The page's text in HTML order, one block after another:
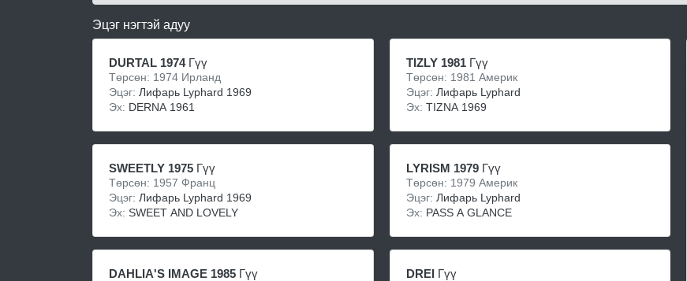
Эцэг нэгтэй адуу
DURTAL 1974Гүү
Төрсөн: 1974 Ирланд
Эцэг: Лифарь Lyphard 1969
Эх: DERNA 1961
SWEETLY 1975 Гүү
Төрсөн: 1957 Франц
Эцэг: Лифарь Lyphard 1969
Эх: SWEET AND LOVELY
DAHLIA'S IMAGE 1985 Гүү
TIZLY 1981Гүү
Төрсөн: 1981 Америк
Эцэг: Лифарь Lyphard
Эх:
TIZNA 1969
LYRISM 1979Гүү
Төрсөн: 1979 Америк
Эцэг: Лифарь Lyphard
Эх: PASS A GLANCE
DREIГүү